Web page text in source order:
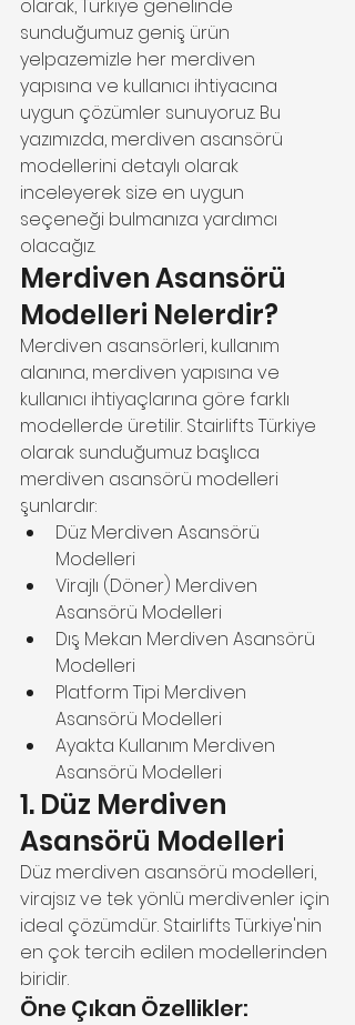
olarak, Türkiye genelinde
sunduğumuz geniş ürün
yelpazemizle her merdiven
yapısına ve kullanıcı ihtiyacına
uygun çözümler sunuyoruz. Bu
yazımızda, merdiven asansörü
modellerini detaylı olarak
inceleyerek size en uygun
seçeneği bulmanıza yardımcı
olacağız.
Merdiven Asansörü
Modelleri Nelerdir?
Merdiven asansörleri, kullanım
alanına, merdiven yapısına ve
kullanıcı ihtiyaçlarına göre farklı
modellerde üretilir. Stairlifts Türkiye
olarak sunduğumuz başlıca
merdiven asansörü modelleri
şunlardır:
Düz Merdiven Asansörü
Modelleri
Virajlı (Döner) Merdiven
Asansörü Modelleri
Dış Mekan Merdiven Asansörü
Modelleri
Platform Tipi Merdiven
Asansörü Modelleri
Ayakta Kullanım Merdiven
Asansörü Modelleri
1. Düz Merdiven
Asansörü Modelleri
Düz merdiven asansörü modelleri,
virajsız ve tek yönlü merdivenler için
ideal çözümdür. Stairlifts Türkiye'nin
en çok tercih edilen modellerinden
biridir.
Öne Çıkan Özellikler: